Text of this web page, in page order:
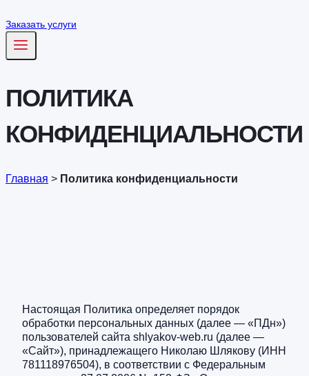
Заказать услуги
ПОЛИТИКА
КОНФИДЕНЦИАЛЬНОСТИ
Главная > Политика конфиденциальности
Настоящая Политика определяет порядок
обработки персональных данных (далее — «ПДн»)
пользователей сайта shlyakov-web.ru (далее —
«Сайт»), принадлежащего Николаю Шлякову (ИНН
781118976504), в соответствии с Федеральным